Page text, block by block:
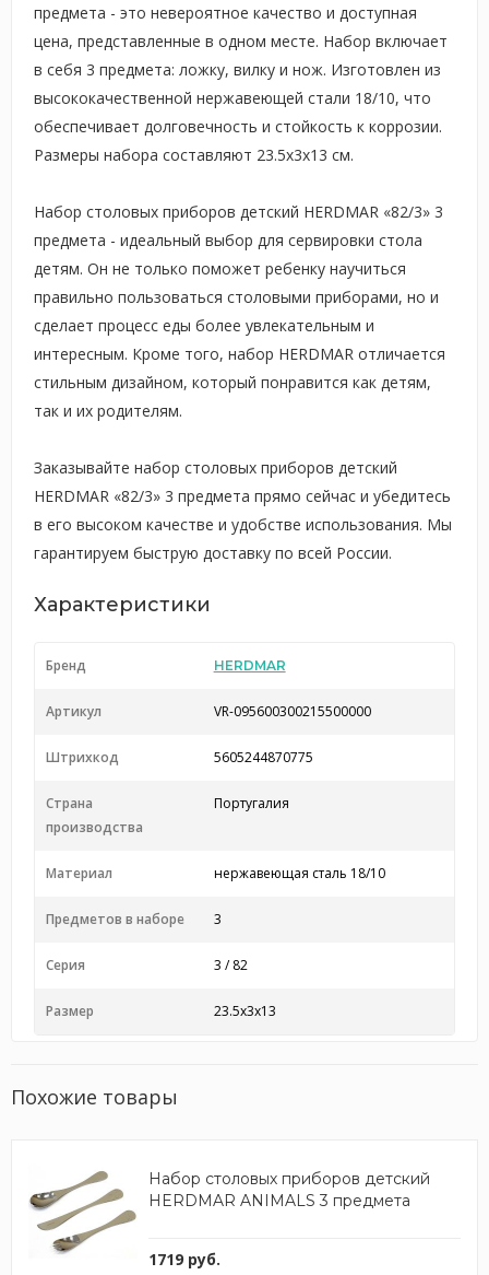
предмета - это невероятное качество и доступная
цена, представленные в одном месте. Набор включает
в себя 3 предмета: ложку, вилку и нож. Изготовлен из
высококачественной нержавеющей стали 18/10, что
обеспечивает долговечность и стойкость к коррозии.
Размеры набора составляют 23.5x3x13 см.
Набор столовых приборов детский HERDMAR «82/3» 3
предмета - идеальный выбор для сервировки стола
детям. Он не только поможет ребенку научиться
правильно пользоваться столовыми приборами, но и
сделает процесс еды более увлекательным и
интересным. Кроме того, набор HERDMAR отличается
стильным дизайном, который понравится как детям,
так и их родителям.
Заказывайте набор столовых приборов детский
HERDMAR «82/3» 3 предмета прямо сейчас и убедитесь
в его высоком качестве и удобстве использования. Мы
гарантируем быструю доставку по всей России.
Характеристики
Бренд HERDMAR
Артикул VR-095600300215500000
Штрихкод 5605244870775
Страна
производства
Португалия
Материал нержавеющая сталь 18/10
Предметов в наборе 3
Серия 3 / 82
Размер 23.5x3x13
Похожие товары
Набор столовых приборов детский
HERDMAR ANIMALS 3 предмета
1719 руб.